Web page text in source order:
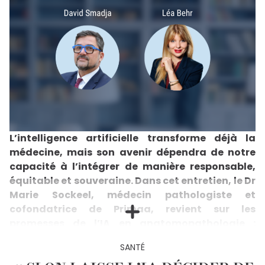
L’intelligence artificielle transforme déjà la
médecine, mais son avenir dépendra de notre
capacité à l’intégrer de manière responsable,
équitable et souveraine. Dans cet entretien, le Dr
Marie Sockeel, médecin pathologiste et
cofondatrice de Primaa, revient sur les
promesses de l’IA en anatomopathologie :
les délais de prise en charge des cancers et
SANTÉ